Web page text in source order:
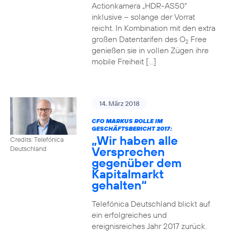
Actionkamera „HDR-AS50“
inklusive – solange der Vorrat
reicht. In Kombination mit den extra
großen Datentarifen des O2Free
genießen sie in vollen Zügen ihre
mobile Freiheit […]
Credits: Telefónica
Deutschland
14. März 2018
CFO MARKUS ROLLE IM
GESCHÄFTSBERICHT 2017:
„Wir haben alle
Versprechen
gegenüber dem
Kapitalmarkt
gehalten“
Telefónica Deutschland blickt auf
ein erfolgreiches und
ereignisreiches Jahr 2017 zurück.